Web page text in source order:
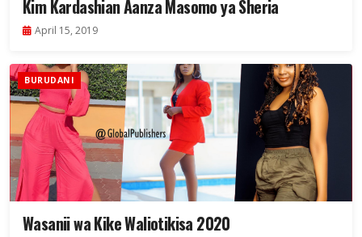
Kim Kardashian Aanza Masomo ya Sheria
April 15, 2019
BURUDANI
Wasanii wa Kike Waliotikisa 2020